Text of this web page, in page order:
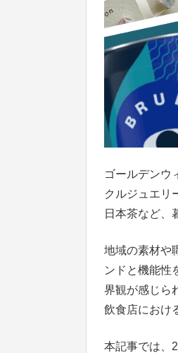
ゴールデンウ
クルジュエリ
日本茶など、
地域の素材や
ンドと機能性
界観が感じら
飲食店におけ
本記事では、